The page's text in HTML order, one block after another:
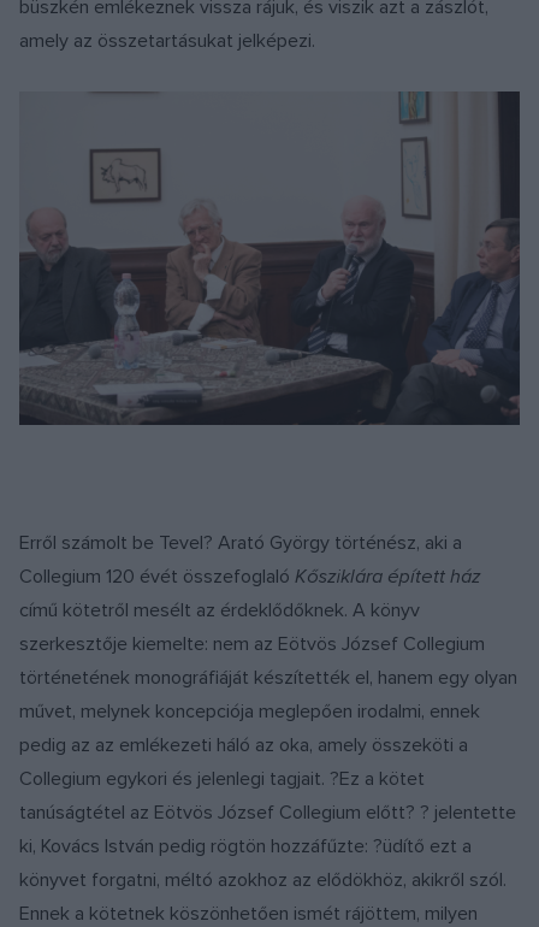
büszkén emlékeznek vissza rájuk, és viszik azt a zászlót,
amely az összetartásukat jelképezi.
Erről számolt be Tevel? Arató György történész, aki a
Collegium 120 évét összefoglaló Kősziklára épített ház
című kötetről mesélt az érdeklődőknek. A könyv
szerkesztője kiemelte: nem az Eötvös József Collegium
történetének monográfiáját készítették el, hanem egy olyan
művet, melynek koncepciója meglepően irodalmi, ennek
pedig az az emlékezeti háló az oka, amely összeköti a
Collegium egykori és jelenlegi tagjait. ?Ez a kötet
tanúságtétel az Eötvös József Collegium előtt? ? jelentette
ki, Kovács István pedig rögtön hozzáfűzte: ?üdítő ezt a
könyvet forgatni, méltó azokhoz az elődökhöz, akikről szól.
Ennek a kötetnek köszönhetően ismét rájöttem, milyen